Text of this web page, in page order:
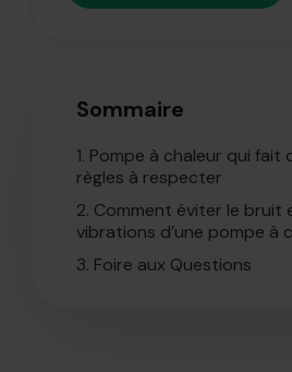
Sommaire
1. Pompe à chaleur qui fait
règles à respecter
2. Comment éviter le bruit
vibrations d’une pompe à
3. Foire aux Questions